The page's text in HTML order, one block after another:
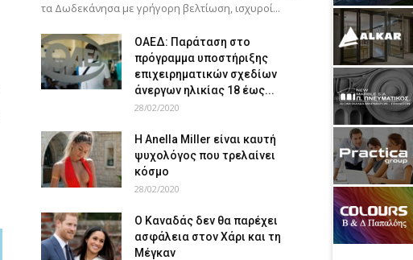
τα Δωδεκάνησα με γρήγορη βελτίωση, ισχυροί...
ΟΑΕΔ: Παράταση στο
πρόγραμμα υποστήριξης
επιχειρηματικών σχεδίων
άνεργων ηλικίας 18 έως...
28/02/2020
Η Anella Miller είναι καυτή
ψυχολόγος που τρελαίνει
κόσμο
28/02/2020
Ο Καναδάς δεν θα παρέχει
ασφάλεια στον Χάρι και τη
Μέγκαν